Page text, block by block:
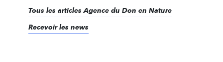
Tous les articles Agence du Don en Nature
Recevoir les news